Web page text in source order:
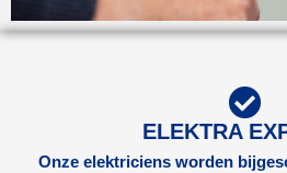
ELEKTRA
Onze elektriciens worden